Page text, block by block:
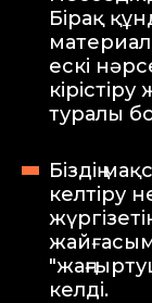
Бірақ
ескі
туралы
Біздің
келтіру
келді.